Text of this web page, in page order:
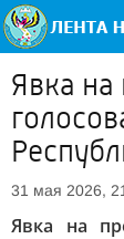
Явка на
31 мая 2026,
Явка на